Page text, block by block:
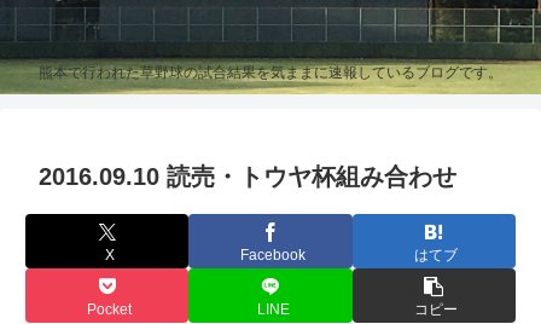
熊本で行われた草野球の試合結果を気ままに速報しているブログです。
2016.09.10 読売・トウヤ杯組み合わせ
X Facebook はてブ
Pocket LINE コピー